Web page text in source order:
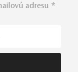
adresu *